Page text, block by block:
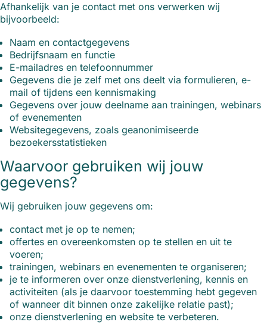
Afhankelijk van je contact met ons verwerken wij
bijvoorbeeld:
Naam en contactgegevens
Bedrijfsnaam en functie
E-mailadres en telefoonnummer
Gegevens die je zelf met ons deelt via formulieren, e-
mail of tijdens een kennismaking
Gegevens over jouw deelname aan trainingen, webinars
of evenementen
Websitegegevens, zoals geanonimiseerde
bezoekersstatistieken
Waarvoor gebruiken wij jouw
gegevens?
Wij gebruiken jouw gegevens om:
contact met je op te nemen;
offertes en overeenkomsten op te stellen en uit te
voeren;
trainingen, webinars en evenementen te organiseren;
je te informeren over onze dienstverlening, kennis en
activiteiten (als je daarvoor toestemming hebt gegeven
of wanneer dit binnen onze zakelijke relatie past);
onze dienstverlening en website te verbeteren.